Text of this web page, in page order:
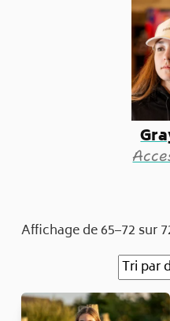
Affichage de 65–72 sur